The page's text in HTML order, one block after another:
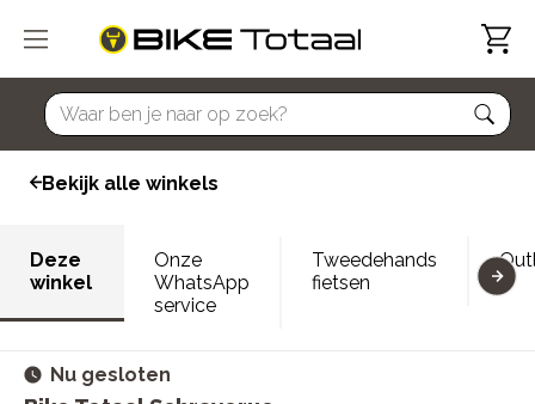
home
Bekijk alle winkels
Deze
winkel
Onze
WhatsApp
service
Tweedehands
fietsen
Nu gesloten